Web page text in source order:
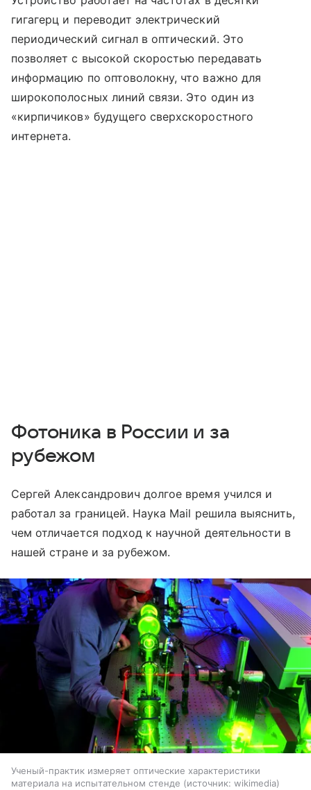
гигагерц и переводит электрический
периодический сигнал в оптический. Это
позволяет с высокой скоростью передавать
информацию по оптоволокну, что важно для
широкополосных линий связи. Это один из
«кирпичиков» будущего сверхскоростного
интернета.
Фотоника в России и за
рубежом
Сергей Александрович долгое время учился и
работал за границей. Наука Mail решила выяснить,
чем отличается подход к научной деятельности в
нашей стране и за рубежом.
Ученый-практик измеряет оптические характеристики
материала на испытательном стенде
источник: wikimedia